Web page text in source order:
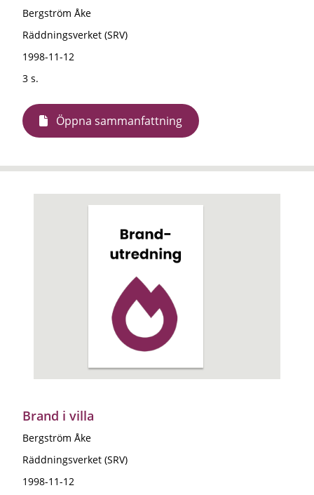
Bergström Åke
Räddningsverket (SRV)
1998-11-12
3 s.
Öppna sammanfattning
Brand i villa
Bergström Åke
Räddningsverket (SRV)
1998-11-12